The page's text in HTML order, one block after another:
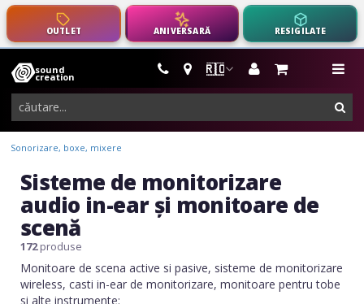
OUTLET ANIVERSARĂ RESIGILATE
🇷🇴
sound
creation
instrumente
muzicale,
echipamente
pro-
audio
Sonorizare, boxe, mixere
Sisteme de monitorizare
audio in-ear și monitoare de
scenă
172produse
Monitoare de scena active si pasive, sisteme de monitorizare
wireless, casti in-ear de monitorizare, monitoare pentru tobe
si alte instrumente: